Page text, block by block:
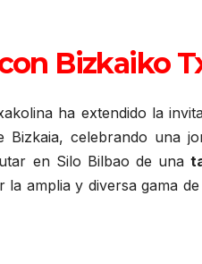
Bizkaiko
ha extendido la
Bizkaia, celebrando una
en Silo Bilbao de una
amplia y diversa gama